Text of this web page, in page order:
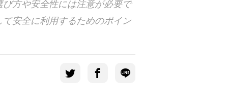
方や安全性には注意が必要で
安全に利用するためのポイン